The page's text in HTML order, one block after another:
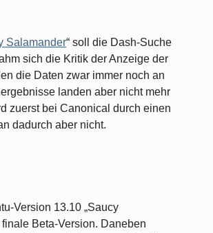
Salamander“ soll die Dash-Suche
sich die Kritik der Anzeige der
die Daten zwar immer noch an
landen aber nicht mehr
zuerst bei Canonical durch einen
dadurch aber nicht.
Version 13.10 „Saucy
Beta-Version. Daneben